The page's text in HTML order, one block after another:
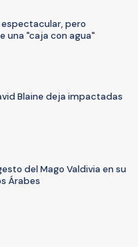
espectacular, pero
una "caja con agua"
Blaine deja impactadas
del Mago Valdivia en su
Árabes